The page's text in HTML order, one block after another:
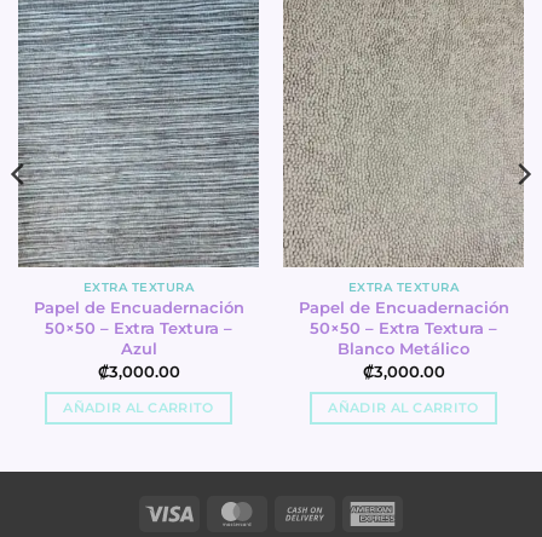
EXTRA TEXTURA
Papel de Encuadernación
50×50 – Extra Textura –
Azul
₡3,000.00
AÑADIR AL CARRITO
EXTRA TEXTURA
Papel de Encuadernación
50×50 – Extra Textura –
Blanco Metálico
₡3,000.00
AÑADIR AL CARRITO
Visa MasterCard
Cash